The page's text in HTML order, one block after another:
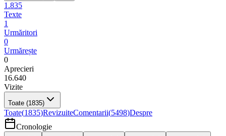
1.835
Texte
1
Urmăritori
0
Urmărește
0
Aprecieri
16.640
Vizite
Toate (1835)
Toate(1835)RevizuiteComentarii(5498)Despre
Cronologie